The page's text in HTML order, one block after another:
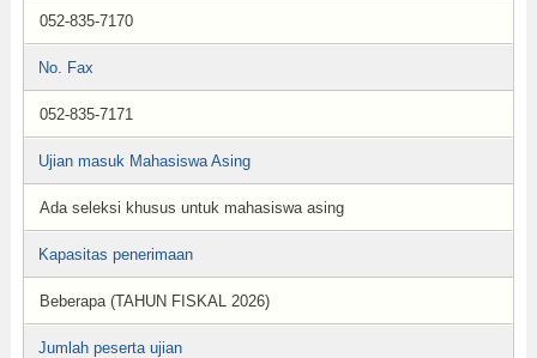
052-835-7170
No. Fax
052-835-7171
Ujian masuk Mahasiswa Asing
Ada seleksi khusus untuk mahasiswa asing
Kapasitas penerimaan
Beberapa (TAHUN FISKAL 2026)
Jumlah peserta ujian